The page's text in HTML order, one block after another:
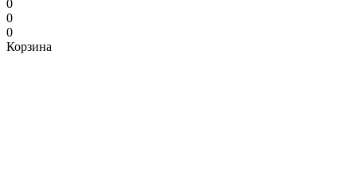
0
0
0
Корзина